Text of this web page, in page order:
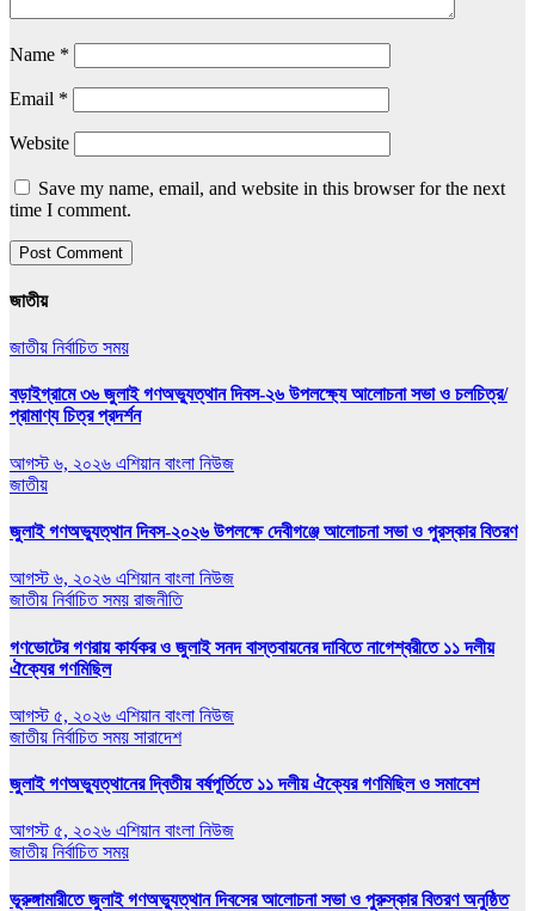
Name *
Email *
Website
Save my name, email, and website in this browser for the next
time I comment.
জাতীয়
জাতীয় নির্বাচিত সময়
বড়াইগ্রামে ৩৬ জুলাই গণঅভ্যুত্থান দিবস-২৬ উপলক্ষ্যে আলোচনা সভা ও চলচিত্র/
প্রামাণ্য চিত্র প্রদর্শন
আগস্ট ৬, ২০২৬ এশিয়ান বাংলা নিউজ
জাতীয়
জুলাই গণঅভ্যুত্থান দিবস-২০২৬ উপলক্ষে দেবীগঞ্জে আলোচনা সভা ও পুরস্কার বিতরণ
আগস্ট ৬, ২০২৬ এশিয়ান বাংলা নিউজ
জাতীয় নির্বাচিত সময় রাজনীতি
গণভোটের গণরায় কার্যকর ও জুলাই সনদ বাস্তবায়নের দাবিতে নাগেশ্বরীতে ১১ দলীয়
ঐক্যের গণমিছিল
আগস্ট ৫, ২০২৬ এশিয়ান বাংলা নিউজ
জাতীয় নির্বাচিত সময় সারাদেশ
জুলাই গণঅভ্যুত্থানের দ্বিতীয় বর্ষপূর্তিতে ১১ দলীয় ঐক্যের গণমিছিল ও সমাবেশ
আগস্ট ৫, ২০২৬ এশিয়ান বাংলা নিউজ
জাতীয় নির্বাচিত সময়
ভূরুঙ্গামারীতে জুলাই গণঅভ‍্যুত্থান দিবসের আলোচনা সভা ও পুরুস্কার বিতরণ অনুষ্ঠিত